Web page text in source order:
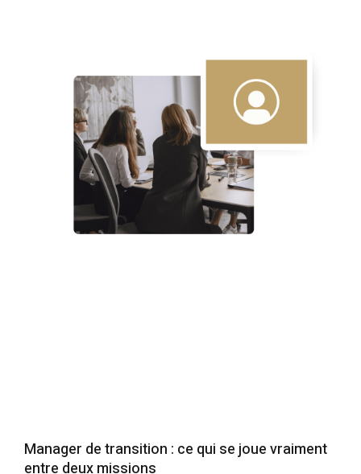
Manager de transition : ce qui se joue vraiment
entre deux missions